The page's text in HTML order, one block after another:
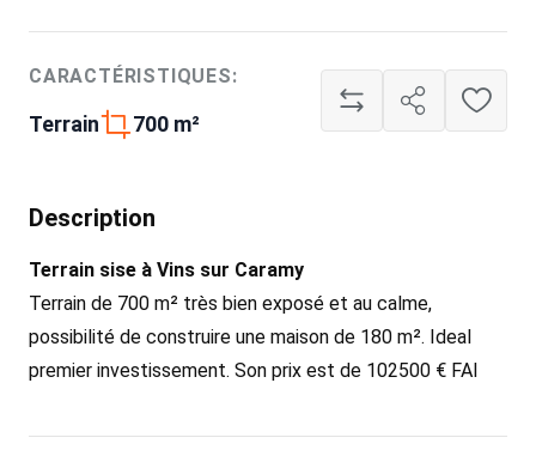
CARACTÉRISTIQUES:
Terrain 700 m²
Description
Terrain sise à Vins sur Caramy
Terrain de 700 m² très bien exposé et au calme,
possibilité de construire une maison de 180 m². Ideal
premier investissement. Son prix est de 102500 € FAI